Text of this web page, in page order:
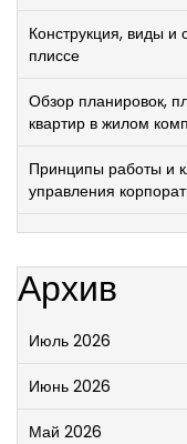
Конструкция, виды
плиссе
Обзор планировок,
квартир в жилом
Принципы работы и
управления
Архив
Июль 2026
Июнь 2026
Май 2026